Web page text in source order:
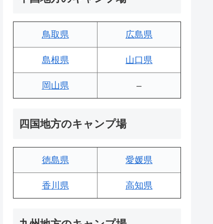
鳥取県 広島県
島根県 山口県
岡山県 –
四国地方のキャンプ場
徳島県 愛媛県
香川県 高知県